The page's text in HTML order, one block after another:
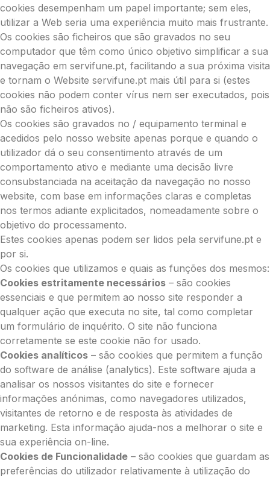
cookies desempenham um papel importante; sem eles,
utilizar a Web seria uma experiência muito mais frustrante.
Os cookies são ficheiros que são gravados no seu
computador que têm como único objetivo simplificar a sua
navegação em servifune.pt, facilitando a sua próxima visita
e tornam o Website servifune.pt mais útil para si (estes
cookies não podem conter vírus nem ser executados, pois
não são ficheiros ativos).
Os cookies são gravados no / equipamento terminal e
acedidos pelo nosso website apenas porque e quando o
utilizador dá o seu consentimento através de um
comportamento ativo e mediante uma decisão livre
consubstanciada na aceitação da navegação no nosso
website, com base em informações claras e completas
nos termos adiante explicitados, nomeadamente sobre o
objetivo do processamento.
Estes cookies apenas podem ser lidos pela servifune.pt e
por si.
Os cookies que utilizamos e quais as funções dos mesmos:
Cookies estritamente necessários – são cookies
essenciais e que permitem ao nosso site responder a
qualquer ação que executa no site, tal como completar
um formulário de inquérito. O site não funciona
corretamente se este cookie não for usado.
Cookies analíticos – são cookies que permitem a função
do software de análise (analytics). Este software ajuda a
analisar os nossos visitantes do site e fornecer
informações anónimas, como navegadores utilizados,
visitantes de retorno e de resposta às atividades de
marketing. Esta informação ajuda-nos a melhorar o site e
sua experiência on-line.
Cookies de Funcionalidade – são cookies que guardam as
preferências do utilizador relativamente à utilização do